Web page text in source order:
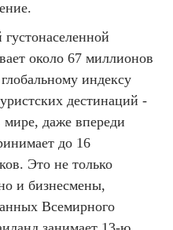
около 67 миллионов
индексу
дестинаций -
даже впереди
до 16
Это не только
и бизнесмены,
Всемирного